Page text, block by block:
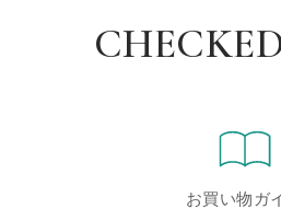
お買い物ガ